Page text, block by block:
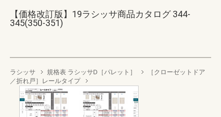
【価格改訂版】19ラシッサ商品カタログ 344-
345(350-351)
ラシッサ 規格表 ラシッサD［パレット］
［クローゼットドア
／折れ戸］レールタイプ